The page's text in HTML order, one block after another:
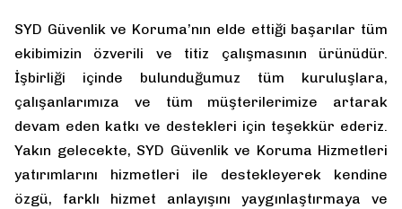
SYD Güvenlik ve Koruma’nın elde ettiği başarılar tüm
ekibimizin özverili ve titiz çalışmasının ürünüdür.
İşbirliği içinde bulunduğumuz tüm kuruluşlara,
çalışanlarımıza ve tüm müşterilerimize artarak
devam eden katkı ve destekleri için teşekkür ederiz.
Yakın gelecekte, SYD Güvenlik ve Koruma Hizmetleri
yatırımlarını hizmetleri ile destekleyerek kendine
özgü, farklı hizmet anlayışını yaygınlaştırmaya ve